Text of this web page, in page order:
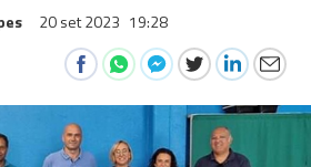
20 set 2023 19:28